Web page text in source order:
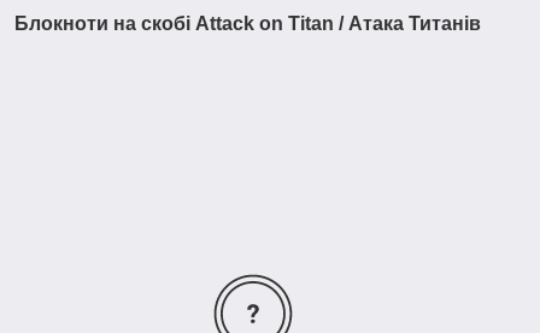
Блокноти на скобі Attack on Titan / Атака Титанів